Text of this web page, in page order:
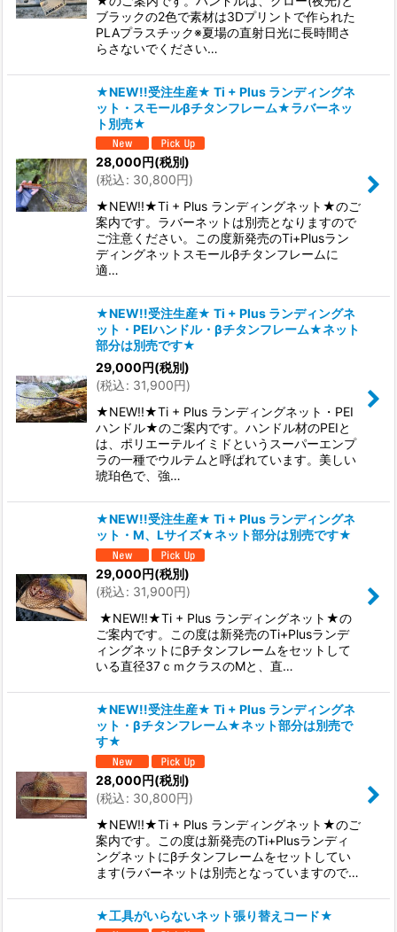
ブラックの2色で素材は3Dプリントで作られた
PLAプラスチック※夏場の直射日光に長時間さ
らさないでください…
★NEW!!受注生産★ Ti + Plus ランディングネ
ット・スモールβチタンフレーム★ラバーネッ
ト別売★
28,000円(税別)
(税込: 30,800円)
★NEW!!★Ti + Plus ランディングネット★のご
案内です。ラバーネットは別売となりますので
ご注意ください。この度新発売のTi+Plusラン
ディングネットスモールβチタンフレームに
適…
★NEW!!受注生産★ Ti + Plus ランディングネ
ット・PEIハンドル・βチタンフレーム★ネット
部分は別売です★
29,000円(税別)
(税込: 31,900円)
★NEW!!★Ti + Plus ランディングネット・PEI
ハンドル★のご案内です。ハンドル材のPEIと
は、ポリエーテルイミドというスーパーエンプ
ラの一種でウルテムと呼ばれています。美しい
琥珀色で、強…
★NEW!!受注生産★ Ti + Plus ランディングネ
ット・M、Lサイズ★ネット部分は別売です★
29,000円(税別)
(税込: 31,900円)
★NEW!!★Ti + Plus ランディングネット★の
ご案内です。この度は新発売のTi+Plusランデ
ィングネットにβチタンフレームをセットして
いる直径37ｃｍクラスのMと、直…
★NEW!!受注生産★ Ti + Plus ランディングネ
ット・βチタンフレーム★ネット部分は別売で
す★
28,000円(税別)
(税込: 30,800円)
★NEW!!★Ti + Plus ランディングネット★のご
案内です。この度は新発売のTi+Plusランディ
ングネットにβチタンフレームをセットしてい
ます(ラバーネットは別売となっていますので…
★工具がいらないネット張り替えコード★